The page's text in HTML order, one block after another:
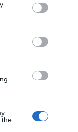
You may click to
party tags to
in below Google
the
eating-takeout-